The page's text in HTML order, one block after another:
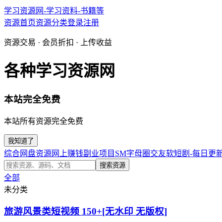
学习资源网-学习资料-书籍等
资源首页资源分类登录注册
资源交易 · 会员折扣 · 上传收益
各种学习资源网
本站完全免费
本站所有资源完全免费
我知道了
综合网盘资源 网上赚钱副业项目 SM字母圈交友软短剧-每日更
搜索资源
全部
未分类
旅游风景类短视频 150+[无水印 无版权]